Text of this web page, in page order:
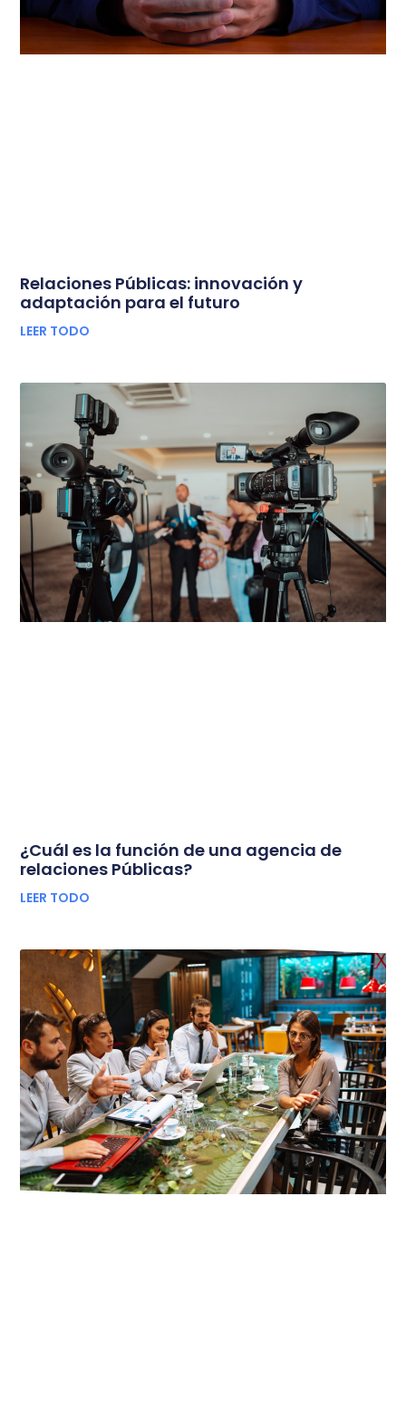
Relaciones Públicas: innovación y
adaptación para el futuro
LEER TODO
¿Cuál es la función de una agencia de
relaciones Públicas?
LEER TODO